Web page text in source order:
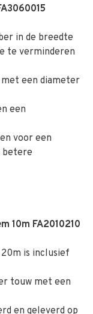
in de breedte
te verminderen
een diameter
een
voor een
betere
10m FA2010210
is inclusief
touw met een
en geleverd op